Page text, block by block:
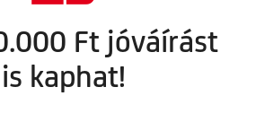
Ft jóváírást
is kaphat!